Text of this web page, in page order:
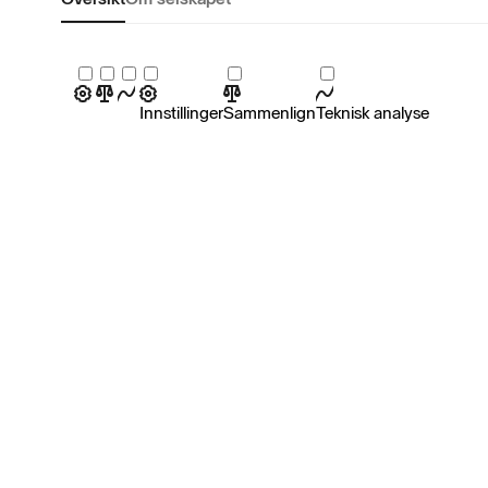
InnstillingerSammenlignTeknisk analyse